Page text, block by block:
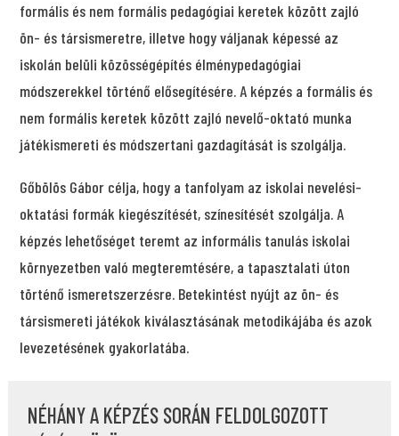
formális és nem formális pedagógiai keretek között zajló
ön- és társismeretre, illetve hogy váljanak képessé az
iskolán belüli közösségépítés élménypedagógiai
módszerekkel történő elősegítésére. A képzés a formális és
nem formális keretek között zajló nevelő-oktató munka
játékismereti és módszertani gazdagítását is szolgálja.
Gőbölös Gábor célja, hogy a tanfolyam az iskolai nevelési-
oktatási formák kiegészítését, színesítését szolgálja. A
képzés lehetőséget teremt az informális tanulás iskolai
környezetben való megteremtésére, a tapasztalati úton
történő ismeretszerzésre. Betekintést nyújt az ön- és
társismereti játékok kiválasztásának metodikájába és azok
levezetésének gyakorlatába.
NÉHÁNY A KÉPZÉS SORÁN FELDOLGOZOTT